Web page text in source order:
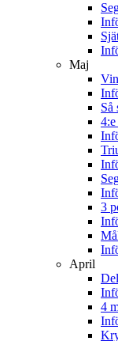
Maj
Så
4:e
3
April
4